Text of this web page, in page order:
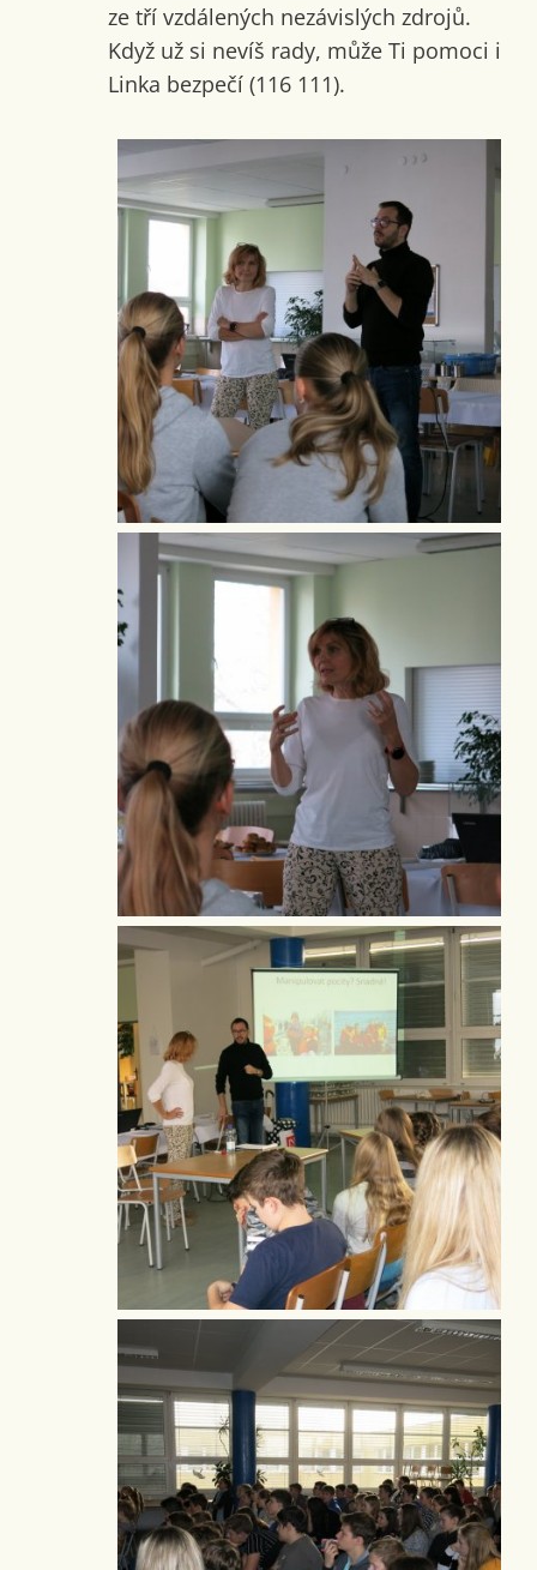
ze tří vzdálených nezávislých zdrojů.
Když už si nevíš rady, může Ti pomoci i
Linka bezpečí (116 111).